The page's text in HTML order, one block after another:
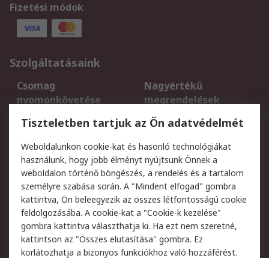
Fizetési módok
Szolgáltatásaink
Csomag
nyomonkövetése
Nagyértékű
megrendelések
Regisztráció
Szállítás
Termékvisszaküldés
Szolgáltatások
Jogi
Adatvédelmi
szabályzat
Az RS értékesítési
feltételei
Cookie szabályzat
Email biztonság
Webhelyre vonatkozó
Weboldal felhasználói
Tiszteletben tartjuk az Ön adatvédelmét
Weboldalunkon cookie-kat és hasonló technológiákat
használunk, hogy jobb élményt nyújtsunk Önnek a
weboldalon történő böngészés, a rendelés és a tartalom
személyre szabása során. A "Mindent elfogad" gombra
kattintva, Ön beleegyezik az összes létfontosságú cookie
feldolgozásába. A cookie-kat a "Cookie-k kezelése"
gombra kattintva választhatja ki. Ha ezt nem szeretné,
kattintson az "Összes elutasítása" gombra. Ez
korlátozhatja a bizonyos funkciókhoz való hozzáférést.